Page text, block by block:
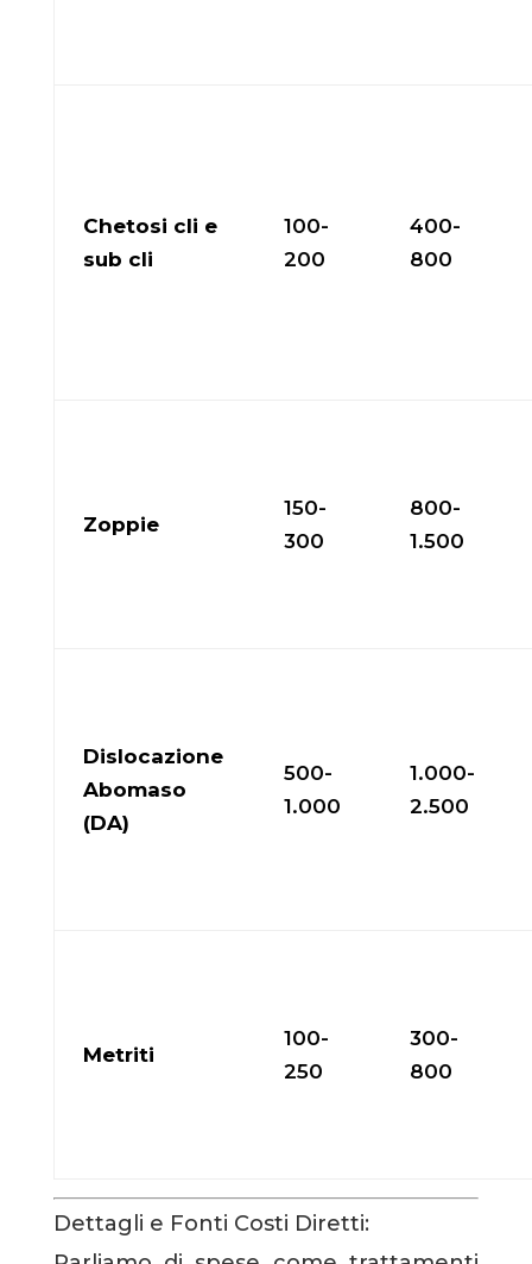
Chetosi cli e
sub cli
100-
200
400-
800
Zoppie
150-
300
800-
1.500
Dislocazione
Abomaso
(DA)
500-
1.000
1.000-
2.500
Metriti
100-
250
300-
800
Dettagli e Fonti Costi Diretti: